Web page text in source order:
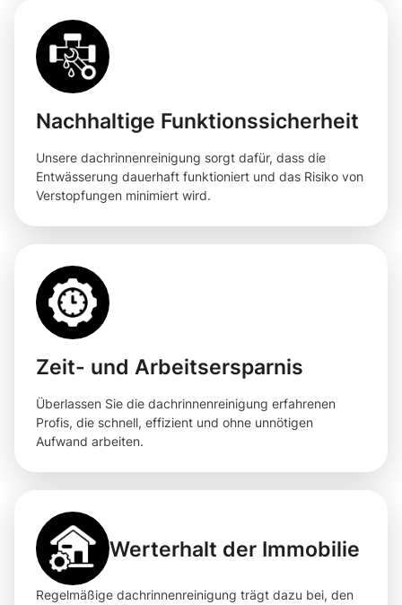
Nachhaltige Funktionssicherheit
Unsere dachrinnenreinigung sorgt dafür, dass die
Entwässerung dauerhaft funktioniert und das Risiko von
Verstopfungen minimiert wird.
Zeit- und Arbeitsersparnis
Überlassen Sie die dachrinnenreinigung erfahrenen
Profis, die schnell, effizient und ohne unnötigen
Aufwand arbeiten.
Werterhalt der Immobilie
Regelmäßige dachrinnenreinigung trägt dazu bei, den